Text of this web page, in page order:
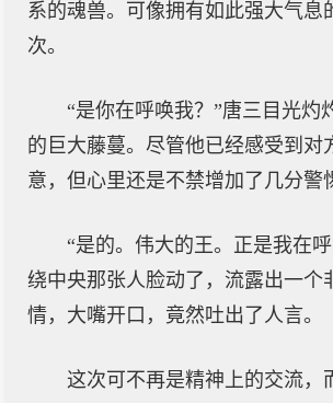
系的魂兽。可像拥有如此强大气息
次。
“是你在呼唤我？”唐三目光灼
的巨大藤蔓。尽管他已经感受到对
意，但心里还是不禁增加了几分警
“是的。伟大的王。正是我在
绕中央那张人脸动了，流露出一个
情，大嘴开口，竟然吐出了人言。
这次可不再是精神上的交流，